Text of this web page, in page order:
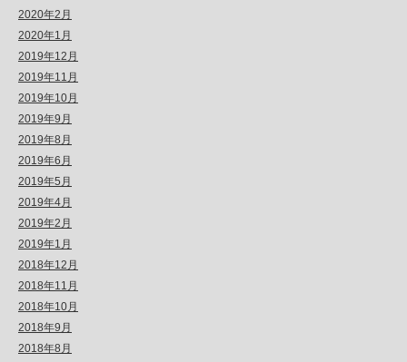
2020年2月
2020年1月
2019年12月
2019年11月
2019年10月
2019年9月
2019年8月
2019年6月
2019年5月
2019年4月
2019年2月
2019年1月
2018年12月
2018年11月
2018年10月
2018年9月
2018年8月